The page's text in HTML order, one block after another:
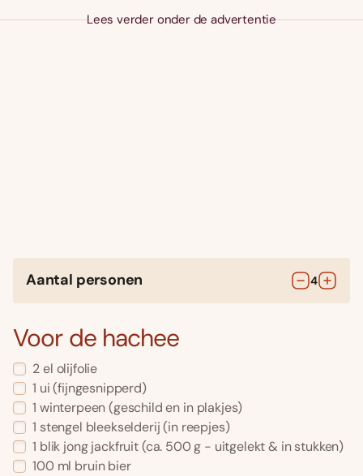
Lees verder onder de advertentie
Aantal personen 4
Voor de hachee
2el olijfolie
1 ui(fijngesnipperd)
1 winterpeen(geschild en in plakjes)
1 stengel bleekselderij(in reepjes)
1 blik jong jackfruit(ca. 500 g - uitgelekt & in stukken)
100 ml bruin bier